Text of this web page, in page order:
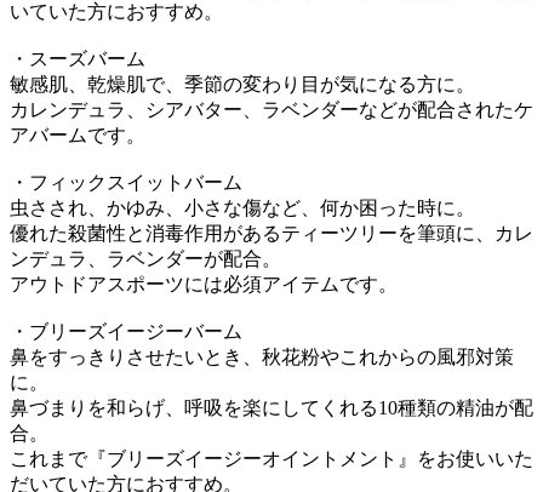
いていた方におすすめ。
・スーズバーム
敏感肌、乾燥肌で、季節の変わり目が気になる方に。
カレンデュラ、シアバター、ラベンダーなどが配合されたケ
アバームです。
・フィックスイットバーム
虫さされ、かゆみ、小さな傷など、何か困った時に。
優れた殺菌性と消毒作用があるティーツリーを筆頭に、カレ
ンデュラ、ラベンダーが配合。
アウトドアスポーツには必須アイテムです。
・ブリーズイージーバーム
鼻をすっきりさせたいとき、秋花粉やこれからの風邪対策
に。
鼻づまりを和らげ、呼吸を楽にしてくれる10種類の精油が配
合。
これまで『ブリーズイージーオイントメント』をお使いいた
だいていた方におすすめ。